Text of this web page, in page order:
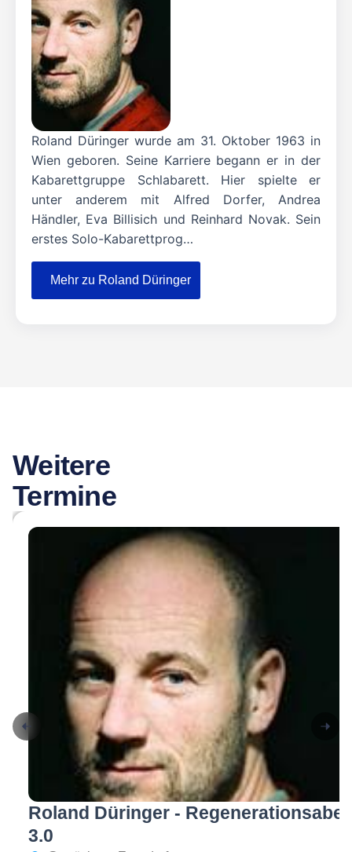
Roland Düringer wurde am 31. Oktober 1963 in
Wien geboren. Seine Karriere begann er in der
Kabarettgruppe Schlabarett. Hier spielte er
unter anderem mit Alfred Dorfer, Andrea
Händler, Eva Billisich und Reinhard Novak. Sein
erstes Solo-Kabarettprog…
Mehr zu Roland Düringer
Weitere
Termine
Roland Düringer -
3.0